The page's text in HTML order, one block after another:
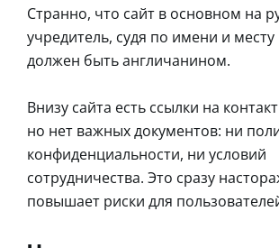
Странно, что сайт в основном на
учредитель, судя по имени и месту
должен быть англичанином.
Внизу сайта есть ссылки на
но нет важных документов: ни
конфиденциальности, ни условий
сотрудничества. Это сразу
повышает риски для